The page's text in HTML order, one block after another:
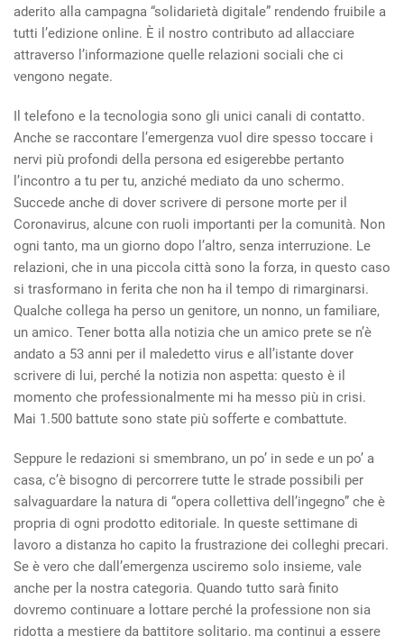
aderito alla campagna “solidarietà digitale” rendendo fruibile a
tutti l’edizione online. È il nostro contributo ad allacciare
attraverso l’informazione quelle relazioni sociali che ci
vengono negate.
Il telefono e la tecnologia sono gli unici canali di contatto.
Anche se raccontare l’emergenza vuol dire spesso toccare i
nervi più profondi della persona ed esigerebbe pertanto
l’incontro a tu per tu, anziché mediato da uno schermo.
Succede anche di dover scrivere di persone morte per il
Coronavirus, alcune con ruoli importanti per la comunità. Non
ogni tanto, ma un giorno dopo l’altro, senza interruzione. Le
relazioni, che in una piccola città sono la forza, in questo caso
si trasformano in ferita che non ha il tempo di rimarginarsi.
Qualche collega ha perso un genitore, un nonno, un familiare,
un amico. Tener botta alla notizia che un amico prete se n’è
andato a 53 anni per il maledetto virus e all’istante dover
scrivere di lui, perché la notizia non aspetta: questo è il
momento che professionalmente mi ha messo più in crisi.
Mai 1.500 battute sono state più sofferte e combattute.
Seppure le redazioni si smembrano, un po’ in sede e un po’ a
casa, c’è bisogno di percorrere tutte le strade possibili per
salvaguardare la natura di “opera collettiva dell’ingegno” che è
propria di ogni prodotto editoriale. In queste settimane di
lavoro a distanza ho capito la frustrazione dei colleghi precari.
Se è vero che dall’emergenza usciremo solo insieme, vale
anche per la nostra categoria. Quando tutto sarà finito
dovremo continuare a lottare perché la professione non sia
ridotta a mestiere da battitore solitario, ma continui a essere